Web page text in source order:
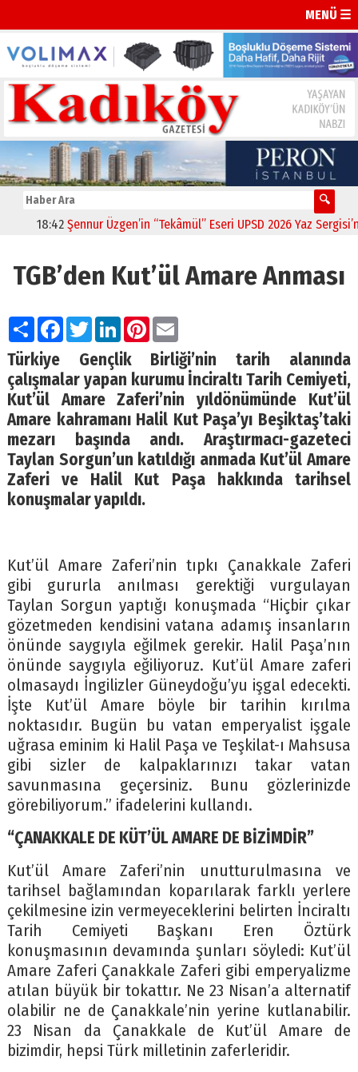
MENÜ ☰
18:42 Şennur Üzgen’in “Tekâmül” Eseri UPSD 2026 Yaz
TGB’den Kut’ül Amare Anması
PaylaşFacebook
TwitterLinkedIn
Pinterest
Email
Türkiye Gençlik Birliği’nin tarih alanında
çalışmalar yapan kurumu İnciraltı Tarih Cemiyeti,
Kut’ül Amare Zaferi’nin yıldönümünde Kut’ül
Amare kahramanı Halil Kut Paşa’yı Beşiktaş’taki
mezarı başında andı. Araştırmacı-gazeteci
Taylan Sorgun’un katıldığı anmada Kut’ül Amare
Zaferi ve Halil Kut Paşa hakkında tarihsel
konuşmalar yapıldı.
Kut’ül Amare Zaferi’nin tıpkı Çanakkale Zaferi
gibi gururla anılması gerektiği vurgulayan
Taylan Sorgun yaptığı konuşmada “Hiçbir çıkar
gözetmeden kendisini vatana adamış insanların
önünde saygıyla eğilmek gerekir. Halil Paşa’nın
önünde saygıyla eğiliyoruz. Kut’ül Amare zaferi
olmasaydı İngilizler Güneydoğu’yu işgal edecekti.
İşte Kut’ül Amare böyle bir tarihin kırılma
noktasıdır. Bugün bu vatan emperyalist işgale
uğrasa eminim ki Halil Paşa ve Teşkilat-ı Mahsusa
gibi sizler de kalpaklarınızı takar vatan
savunmasına geçersiniz. Bunu gözlerinizde
görebiliyorum.” ifadelerini kullandı.
“ÇANAKKALE DE KÜT’ÜL AMARE DE BİZİMDİR”
Kut’ül Amare Zaferi’nin unutturulmasına ve
tarihsel bağlamından koparılarak farklı yerlere
çekilmesine izin vermeyeceklerini belirten İnciraltı
Tarih Cemiyeti Başkanı Eren Öztürk
konuşmasının devamında şunları söyledi: Kut’ül
Amare Zaferi Çanakkale Zaferi gibi emperyalizme
atılan büyük bir tokattır. Ne 23 Nisan’a alternatif
olabilir ne de Çanakkale’nin yerine kutlanabilir.
23 Nisan da Çanakkale de Kut’ül Amare de
bizimdir, hepsi Türk milletinin zaferleridir.